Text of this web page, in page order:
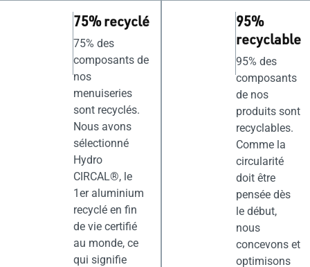
75% recyclé
75% des
composants de
nos
menuiseries
sont recyclés.
Nous avons
sélectionné
Hydro
CIRCAL®, le
1er aluminium
recyclé en fin
de vie certifié
au monde, ce
qui signifie
95%
recyclable
95% des
composants
de nos
produits sont
recyclables.
Comme la
circularité
doit être
pensée dès
le début,
nous
concevons et
optimisons